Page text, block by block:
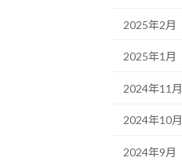
2025年2月
2025年1月
2024年11月
2024年10月
2024年9月